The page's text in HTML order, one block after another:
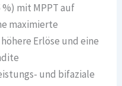
%) mit MPPT auf
maximierte
Erlöse und eine
und bifaziale